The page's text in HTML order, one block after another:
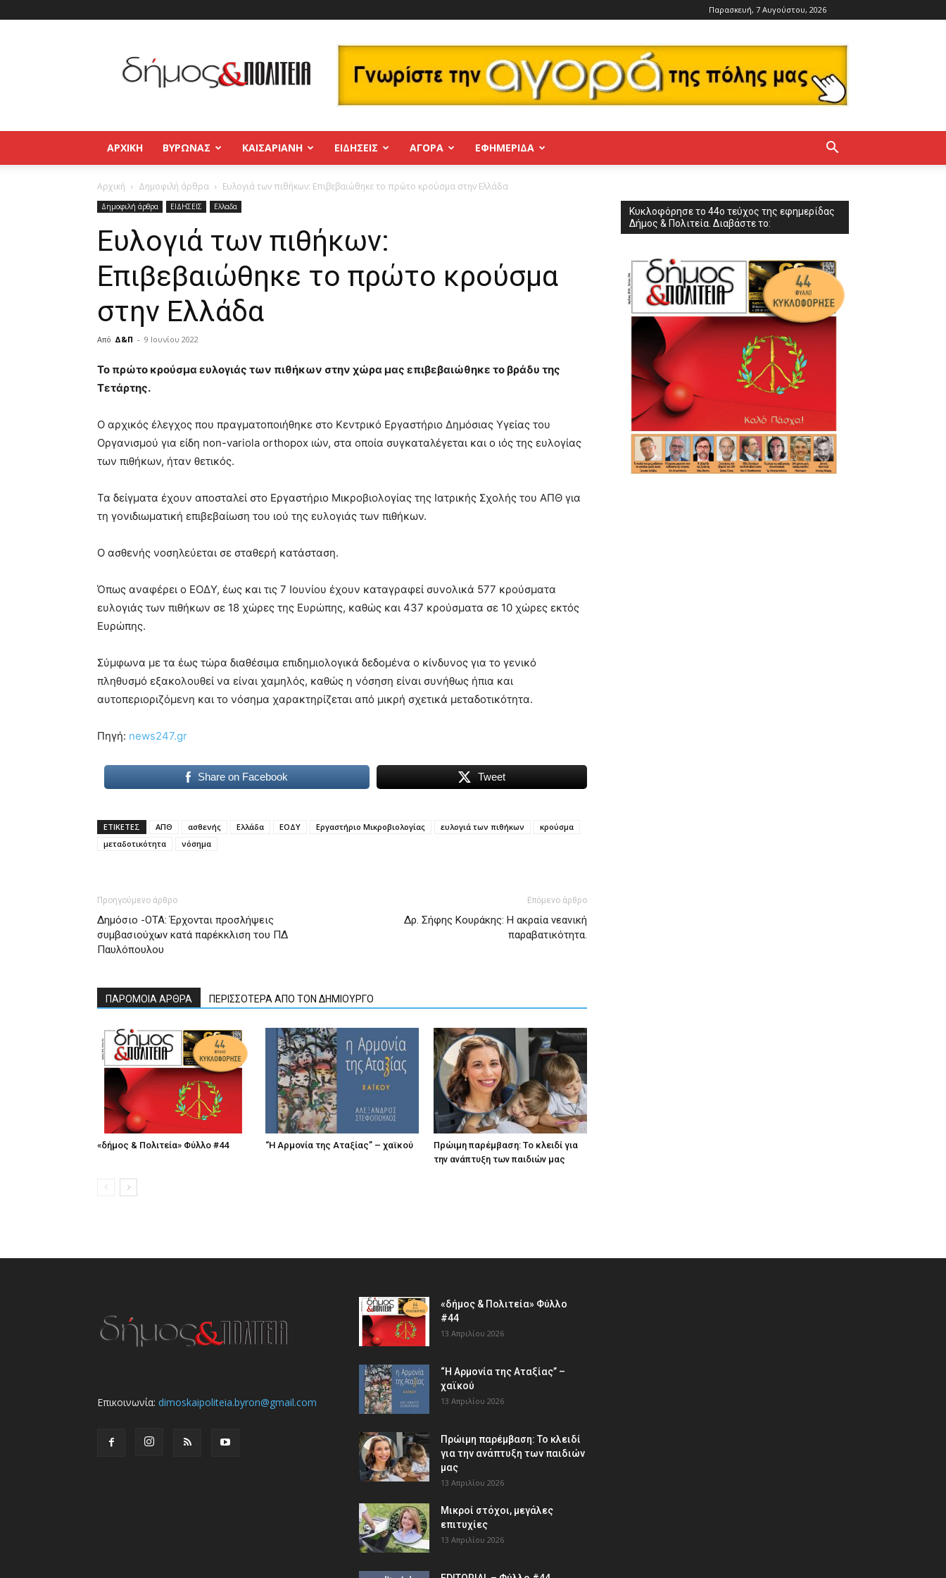
Παρασκευή, 7 Αυγούστου, 2026
και
Πολιτεία
Βύρωνας
–
Παγκράτι
ΑΡΧΙΚΉ ΒΥΡΩΝΑΣ ΚΑΙΣΑΡΙΑΝΗ ΕΙΔΗΣΕΙΣ ΑΓΟΡΑ ΕΦΗΜΕΡΊΔΑ
Αρχική Δημοφιλή άρθρα Ευλογιά των πιθήκων: Επιβεβαιώθηκε το πρώτο κρούσμα στην Ελλάδα
Δημοφιλή άρθρα ΕΙΔΗΣΕΙΣ Ελλαδα
Ευλογιά των πιθήκων:
Επιβεβαιώθηκε το πρώτο κρούσμα
στην Ελλάδα
Από Δ&Π - 9 Ιουνίου 2022
blonde
lesbians
very
cam
show.desi
brandi
teaches
you
of
pornhun
Το πρώτο κρούσμα ευλογιάς των πιθήκων στην χώρα μας επιβεβαιώθηκε το βράδυ της
Τετάρτης.
Ο αρχικός έλεγχος που πραγματοποιήθηκε στο Κεντρικό Εργαστήριο Δημόσιας Υγείας του
Οργανισμού για είδη non-variola orthopox ιών, στα οποία συγκαταλέγεται και ο ιός της ευλογίας
των πιθήκων, ήταν θετικός.
Τα δείγματα έχουν αποσταλεί στο Εργαστήριο Μικροβιολογίας της Ιατρικής Σχολής του ΑΠΘ για
τη γονιδιωματική επιβεβαίωση του ιού της ευλογιάς των πιθήκων.
Ο ασθενής νοσηλεύεται σε σταθερή κατάσταση.
Όπως αναφέρει ο ΕΟΔΥ, έως και τις 7 Ιουνίου έχουν καταγραφεί συνολικά 577 κρούσματα
ευλογιάς των πιθήκων σε 18 χώρες της Ευρώπης, καθώς και 437 κρούσματα σε 10 χώρες εκτός
Ευρώπης.
Σύμφωνα με τα έως τώρα διαθέσιμα επιδημιολογικά δεδομένα ο κίνδυνος για το γενικό
πληθυσμό εξακολουθεί να είναι χαμηλός, καθώς η νόσηση είναι συνήθως ήπια και
αυτοπεριοριζόμενη και το νόσημα χαρακτηρίζεται από μικρή σχετικά μεταδοτικότητα.
Πηγή: news247.gr
Share on Facebook Tweet
ΕΤΙΚΕΤΕΣ ΑΠΘ ασθενής Ελλάδα ΕΟΔΥ Εργαστήριο Μικροβιολογίας ευλογιά των πιθήκων
κρούσμα
μεταδοτικότητα
νόσημα
Προηγούμενο άρθρο
Δημόσιο -ΟΤΑ: Έρχονται προσλήψεις
συμβασιούχων κατά παρέκκλιση του ΠΔ
Παυλόπουλου
Επόμενο άρθρο
Δρ. Σήφης Κουράκης: Η ακραία νεανική
παραβατικότητα.
ΠΑΡΟΜΟΙΑ ΑΡΘΡΑ ΠΕΡΙΣΣΟΤΕΡΑ ΑΠΟ ΤΟΝ ΔΗΜΙΟΥΡΓΟ
«δήμος & Πολιτεία» Φύλλο #44 “Η Αρμονία της Αταξίας” – χαϊκού
Πρώιμη παρέμβαση: Το κλειδί για
την ανάπτυξη των παιδιών µας
Κυκλοφόρησε το 44ο τεύχος της εφημερίδας
Δήμος & Πολιτεία. Διαβάστε το:
Επικοινωνία: dimoskaipoliteia.byron@gmail.com
«δήμος & Πολιτεία» Φύλλο
#44
13 Απριλίου 2026
“Η Αρμονία της Αταξίας” –
χαϊκού
13 Απριλίου 2026
Πρώιμη παρέμβαση: Το κλειδί
για την ανάπτυξη των παιδιών
µας
13 Απριλίου 2026
Μικροί στόχοι, μεγάλες
επιτυχίες
13 Απριλίου 2026